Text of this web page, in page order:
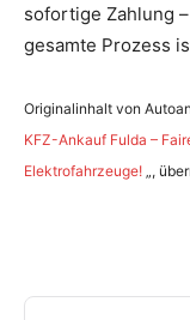
sofortige Zahlung
gesamte Prozess
Originalinhalt von
KFZ-Ankauf Fulda –
Elektrofahrzeuge! „,